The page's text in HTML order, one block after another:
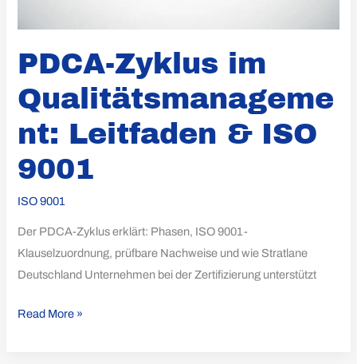
PDCA-Zyklus im
Qualitätsmanageme
nt: Leitfaden & ISO
9001
ISO 9001
Der PDCA-Zyklus erklärt: Phasen, ISO 9001-
Klauselzuordnung, prüfbare Nachweise und wie Stratlane
Deutschland Unternehmen bei der Zertifizierung unterstützt
Read More »